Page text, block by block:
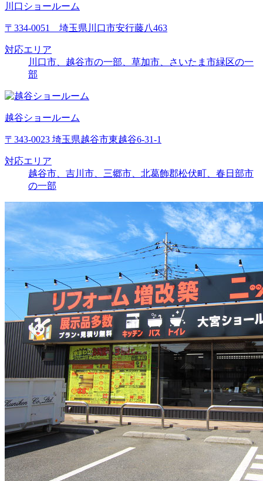
川口ショールーム
〒334-0051 埼玉県川口市安行藤八463
対応エリア
川口市、越谷市の一部、草加市、さいたま市緑区の一
部
越谷ショールーム
〒343-0023 埼玉県越谷市東越谷6-31-1
対応エリア
越谷市、吉川市、三郷市、北葛飾郡松伏町、春日部市
の一部